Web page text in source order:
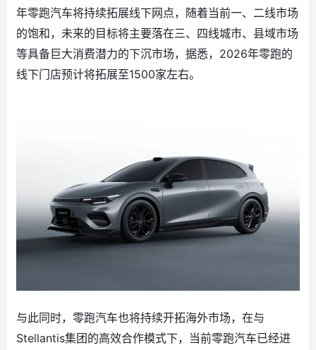
年零跑汽车将持续拓展线下网点，随着当前一、二线市场
的饱和，未来的目标将主要落在三、四线城市、县域市场
等具备巨大消费潜力的下沉市场，据悉，2026年零跑的
线下门店预计将拓展至1500家左右。
与此同时，零跑汽车也将持续开拓海外市场，在与
Stellantis集团的高效合作模式下，当前零跑汽车已经进